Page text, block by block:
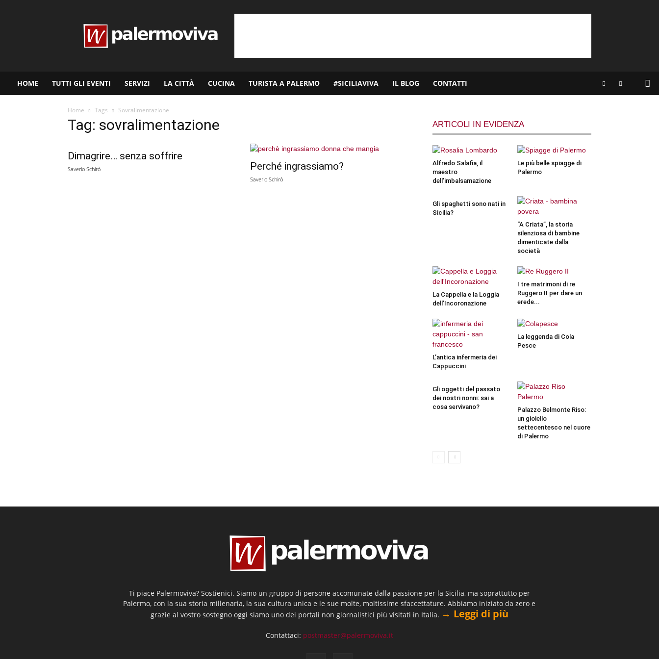
HOME TUTTI GLI EVENTI SERVIZI LA CITTÀ CUCINA TURISTA A PALERMO #SICILIAVIVA IL BLOG CONTATTI
Home Tags Sovralimentazione
Tag: sovralimentazione
Dimagrire… senza soffrire
Saverio Schirò Perché ingrassiamo?
Saverio Schirò
ARTICOLI IN EVIDENZA
Alfredo Salafia, il
maestro
dell’imbalsamazione
Le più belle spiagge di
Palermo
Gli spaghetti sono nati in
Sicilia?
“A Criata”, la storia
silenziosa di bambine
dimenticate dalla
società
La Cappella e la Loggia
dell’Incoronazione
I tre matrimoni di re
Ruggero II per dare un
erede...
L’antica infermeria dei
Cappuccini
La leggenda di Cola
Pesce
Gli oggetti del passato
dei nostri nonni: sai a
cosa servivano?
Palazzo Belmonte Riso:
un gioiello
settecentesco nel cuore
di Palermo
Ti piace Palermoviva? Sostienici. Siamo un gruppo di persone accomunate dalla passione per la Sicilia, ma soprattutto per
Palermo, con la sua storia millenaria, la sua cultura unica e le sue molte, moltissime sfaccettature. Abbiamo iniziato da zero e
grazie al vostro sostegno oggi siamo uno dei portali non giornalistici più visitati in Italia. → Leggi di più
Contattaci: postmaster@palermoviva.it